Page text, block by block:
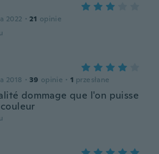
2022 · 21 opinie
2018 · 39 opinie · 1 przesłane
dommage que l'on puisse